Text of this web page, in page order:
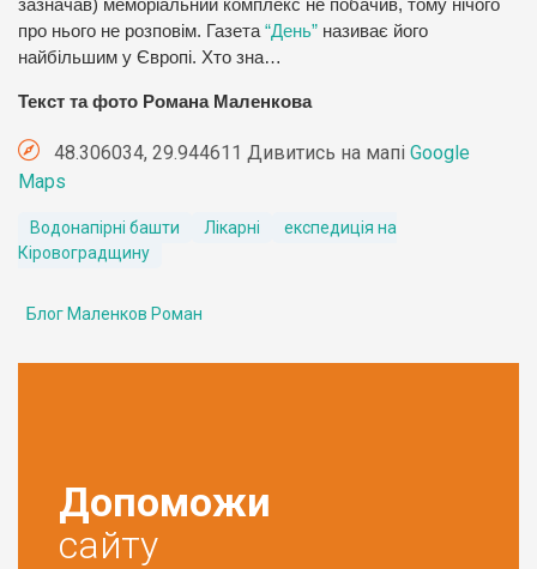
зазначав) меморіальний комплекс не побачив, тому нічого
про нього не розповім. Газета “День” називає його
найбільшим у Європі. Хто зна…
Текст та фото Романа Маленкова
48.306034, 29.944611 Дивитись на мапі Google
Maps
Водонапірні башти Лікарні
експедиція на
Кіровоградщину
Блог Маленков Роман
Допоможи
сайту